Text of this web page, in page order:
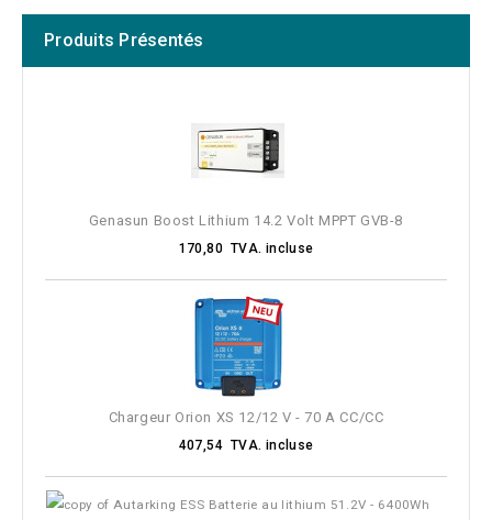
Produits Présentés
Genasun Boost Lithium 14.2 Volt MPPT GVB-8
170,80 TVA. incluse
Chargeur Orion XS 12/12 V - 70 A CC/CC
407,54 TVA. incluse